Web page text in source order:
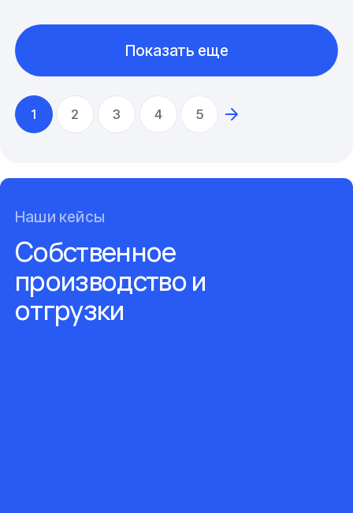
1 2 3 4 5
Показать еще
Наши кейсы
Собственное
производство и
отгрузки